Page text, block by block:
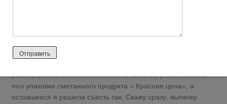
Красная цена» в магазине «Пятёрочка». Я приобрела
раза дешевле обычной сметаны. В выпечку у меня пошло
пол упаковки сметанного продукта » Красная цена», а
оставшееся я решила съесть так. Скажу сразу, выпечку